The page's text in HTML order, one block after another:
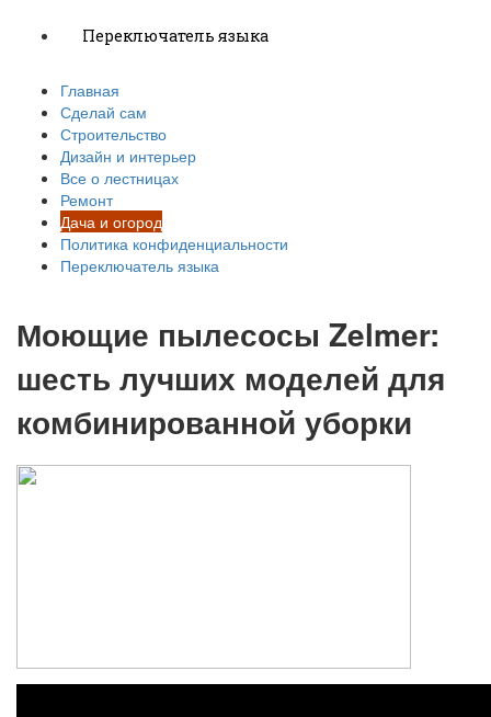
Переключатель языка
Главная
Сделай сам
Строительство
Дизайн и интерьер
Все о лестницах
Ремонт
Дача и огород
Политика конфиденциальности
Переключатель языка
Моющие пылесосы Zelmer:
шесть лучших моделей для
комбинированной уборки